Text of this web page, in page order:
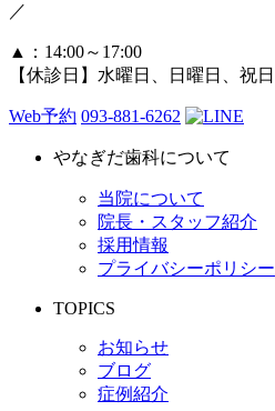
／
▲
：14:00～17:00
【休診日】水曜日、日曜日、祝日
Web予約 093-881-6262
やなぎだ歯科について
当院について
院長・スタッフ紹介
採用情報
プライバシーポリシー
TOPICS
お知らせ
ブログ
症例紹介